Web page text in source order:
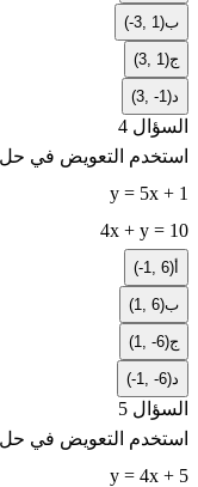
ب(-3, 1)
ج(3, 1)
د(3, -1)
السؤال 4
استخدم التعويض في حل
y = 5x + 1
4x + y = 10
أ(-1, 6)
ب(1, 6)
ج(1, -6)
د(-1, -6)
السؤال 5
استخدم التعويض في حل
y = 4x + 5